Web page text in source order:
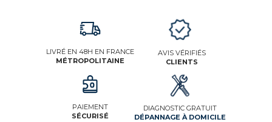
LIVRÉ EN 48H EN FRANCE
MÉTROPOLITAINE
PAIEMENT
SÉCURISÉ
AVIS VÉRIFIÉS
CLIENTS
DIAGNOSTIC GRATUIT
DÉPANNAGE À DOMICILE